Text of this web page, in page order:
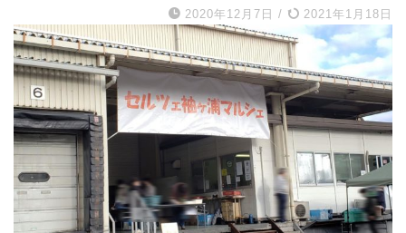
2020年12月7日 / 2021年1月18日